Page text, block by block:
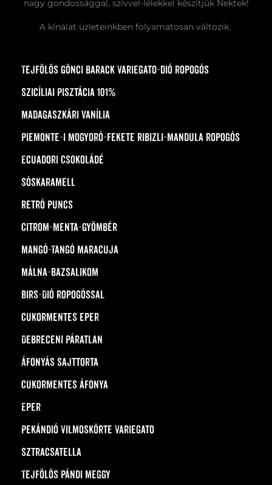
nagy gondossággal, szívvel-lélekkel készítjük Nektek!
A kínálat üzleteinkben folyamatosan változik.
Tejfölös Gönci barack variegato-dió ropogós
Szicíliai Pisztácia 101%
Madagaszkári Vanília
Piemonte-i Mogyoró-Fekete Ribizli-Mandula ropogós
Ecuadori Csokoládé
Sóskaramell
Retró Puncs
Citrom-Menta-Gyömbér
Mangó-Tangó Maracuja
Málna-Bazsalikom
Birs-Dió ropogóssal
Cukormentes eper
Debreceni Páratlan
Áfonyás sajttorta
Cukormentes áfonya
Eper
Pekándió vilmoskörte variegato
Sztracsatella
Tejfölös Pándi meggy